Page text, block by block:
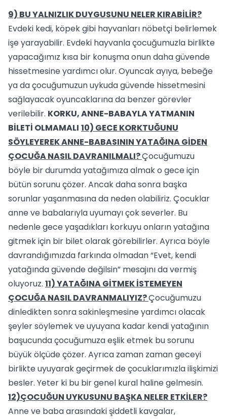
9) BU YALNIZLIK DUYGUSUNU NELER KIRABİLİR?
Evdeki kedi, köpek gibi hayvanları nöbetçi belirlemek
işe yarayabilir. Evdeki hayvanla çocuğumuzla birlikte
yapacağımız kısa bir konuşma onun daha güvende
hissetmesine yardımcı olur. Oyuncak ayıya, bebeğe
ya da çocuğumuzun uykuda güvende hissetmesini
sağlayacak oyuncaklarına da benzer görevler
verilebilir. KORKU, ANNE-BABAYLA YATMANIN
BİLETİ OLMAMALI 10) GECE KORKTUĞUNU
SÖYLEYEREK ANNE-BABASININ YATAĞINA GİDEN
ÇOCUĞA NASIL DAVRANILMALI?Çocuğumuzu
böyle bir durumda yatağımıza almak o gece için
bütün sorunu çözer. Ancak daha sonra başka
sorunlar yaşanmasına da neden olabiliriz. Çocuklar
anne ve babalarıyla uyumayı çok severler. Bu
nedenle gece yaşadıkları korkuyu onların yatağına
gitmek için bir bilet olarak görebilirler. Ayrıca böyle
davrandığımızda farkında olmadan “Evet, kendi
yatağında güvende değilsin” mesajını da vermiş
oluyoruz. 11) YATAĞINA GİTMEK İSTEMEYEN
ÇOCUĞA NASIL DAVRANMALIYIZ?Çocuğumuzu
dinledikten sonra sakinleşmesine yardımcı olacak
şeyler söylemek ve uyuyana kadar kendi yatağının
başucunda çocuğumuza eşlik etmek bu sorunu
büyük ölçüde çözer. Ayrıca zaman zaman geceyi
birlikte uyuyarak geçirmek de çocuklarımızla ilişkimizi
besler. Yeter ki bu bir genel kural haline gelmesin.
12)ÇOCUĞUN UYKUSUNU BAŞKA NELER ETKİLER?
Anne ve baba arasındaki şiddetli kavgalar,